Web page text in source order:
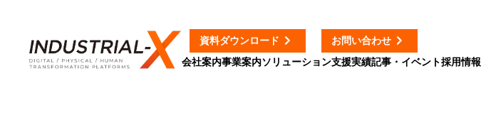
会社案内事業案内ソリューション支援実績記事・イベント採用情報
資料ダウンロード お問い合わせ